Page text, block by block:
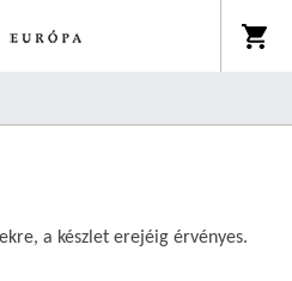
a készlet erejéig érvényes.